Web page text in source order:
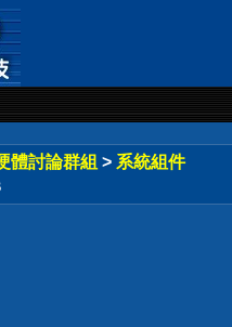
體討論群組 > 系統組件